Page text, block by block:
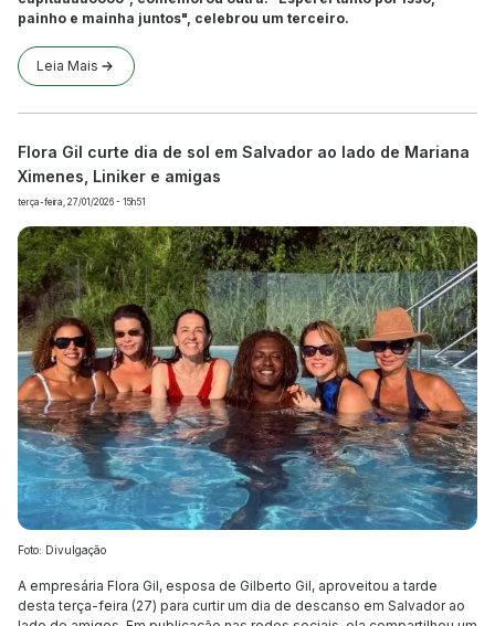
painho e mainha juntos", celebrou um terceiro.
Leia Mais
Flora Gil curte dia de sol em Salvador ao lado de Mariana
Ximenes, Liniker e amigas
terça-feira, 27/01/2026 - 15h51
Foto: Divulgação
A empresária Flora Gil, esposa de Gilberto Gil, aproveitou a tarde
desta terça-feira (27) para curtir um dia de descanso em Salvador ao